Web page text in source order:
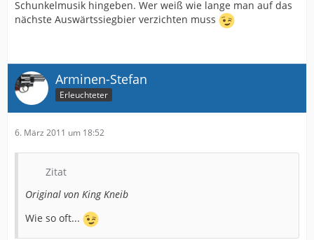
Schunkelmusik hingeben. Wer weiß wie lange man auf das
nächste Auswärtssiegbier verzichten muss
Arminen-Stefan
Erleuchteter
6. März 2011 um 18:52
Zitat
Original von King Kneib
Wie so oft...